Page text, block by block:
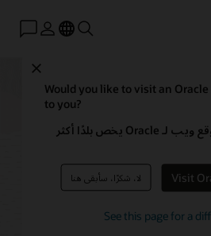
Would you like to visit an
to you?
هل ترغب في زيارة موقع ويب لـ Oracle يخص بلدًا أكثر
Visit لا، شكرًا، سأبقى هنا
See this page for a
الرسوم